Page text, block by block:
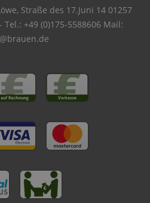
Straße des 17.Juni 14 01257
+49 (0)175-5588606 Mail: